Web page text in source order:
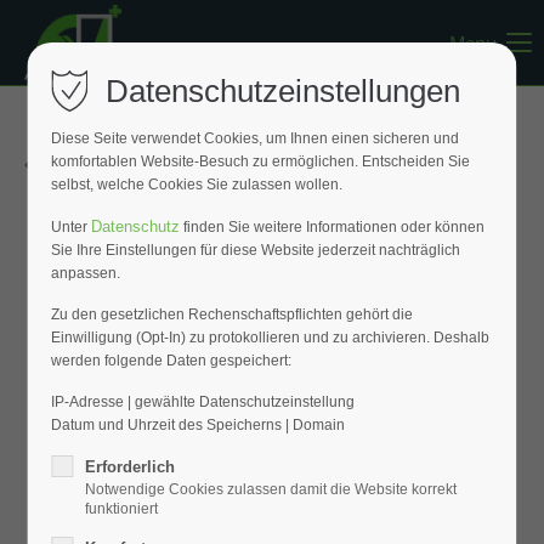
Register
Support
Lorem ipsum dolor sit amet:
24h/ 365days
Mon - Fri 8:00am - 5:00pm(GMT +1)
Get in touch
Cybersteel Inc.
Menu
« Zurück zur Übersicht
Datenschutzeinstellungen
Diese Seite verwendet Cookies, um Ihnen einen sicheren und
komfortablen Website-Besuch zu ermöglichen. Entscheiden Sie
selbst, welche Cookies Sie zulassen wollen.
Unter Datenschutz finden Sie weitere Informationen oder können
Sie Ihre Einstellungen für diese Website jederzeit nachträglich
anpassen.
Zu den gesetzlichen Rechenschaftspflichten gehört die
Einwilligung (Opt-In) zu protokollieren und zu archivieren. Deshalb
werden folgende Daten gespeichert:
IP-Adresse | gewählte Datenschutzeinstellung
Datum und Uhrzeit des Speicherns | Domain
Erforderlich
Notwendige Cookies zulassen damit die Website korrekt
funktioniert